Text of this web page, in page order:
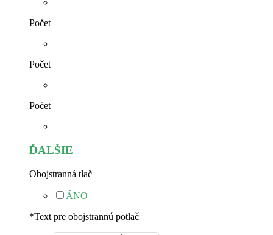
Počet
Počet
Počet
ĎALŠIE
Obojstranná tlač
ÁNO
*Text pre obojstrannú potlač